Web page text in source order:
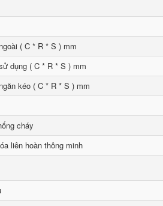
( C * R * S ) mm
dụng ( C * R * S ) mm
kéo ( C * R * S ) mm
cháy
liên hoàn thông minh